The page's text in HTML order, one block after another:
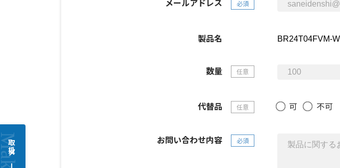
メールアドレス 必須
製品名
数量 任意
代替品 任意 可 不可
お問い合わせ内容 必須